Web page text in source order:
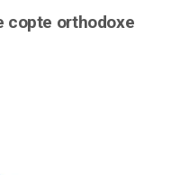
copte orthodoxe